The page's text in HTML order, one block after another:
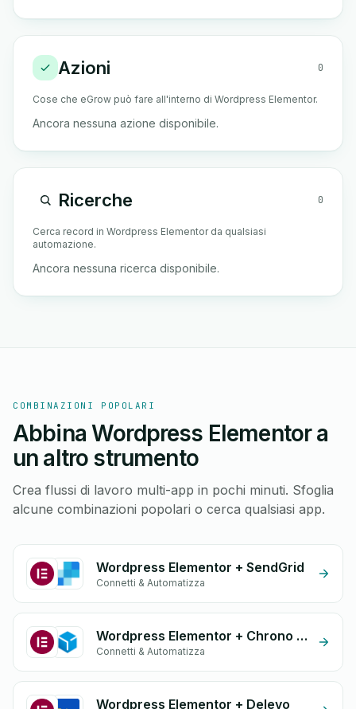
Azioni 0
Cose che eGrow può fare all'interno di Wordpress Elementor.
Ancora nessuna azione disponibile.
Ricerche 0
Cerca record in Wordpress Elementor da qualsiasi
automazione.
Ancora nessuna ricerca disponibile.
COMBINAZIONI POPOLARI
Abbina Wordpress Elementor a
un altro strumento
Crea flussi di lavoro multi-app in pochi minuti. Sfoglia
alcune combinazioni popolari o cerca qualsiasi app.
Wordpress Elementor + SendGrid
Connetti & Automatizza
Wordpress Elementor + Chrono Diali
Connetti & Automatizza
Wordpress Elementor + Delevo